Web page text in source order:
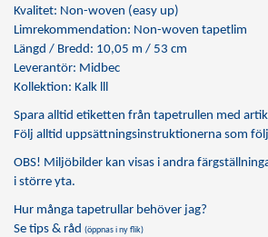
Kvalitet: Non-woven (easy up)
Limrekommendation: Non-woven tapetlim
Längd / Bredd: 10,05 m / 53 cm
Leverantör: Midbec
Kollektion: Kalk lll
Spara alltid etiketten från tapetrullen med
Följ alltid uppsättningsinstruktionerna som
OBS! Miljöbilder kan visas i andra
i större yta.
Hur många tapetrullar behöver jag?
Se tips & råd (öppnas i ny flik)